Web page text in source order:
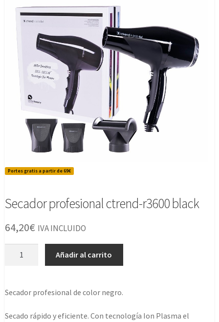
Portes gratis a partir de 69€
Secador profesional ctrend-r3600 black
64,20€ IVA INCLUIDO
black
Añadir al carrito
Secador profesional de color negro.
Secado rápido y eficiente. Con tecnología Ion Plasma el